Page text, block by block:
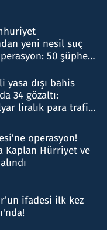
yeni nesil suç
50 şüpheli
yasa dışı bahis
34 gözaltı:
liralık para trafiği
operasyon!
Kaplan Hürriyet ve
ifadesi ilk kez